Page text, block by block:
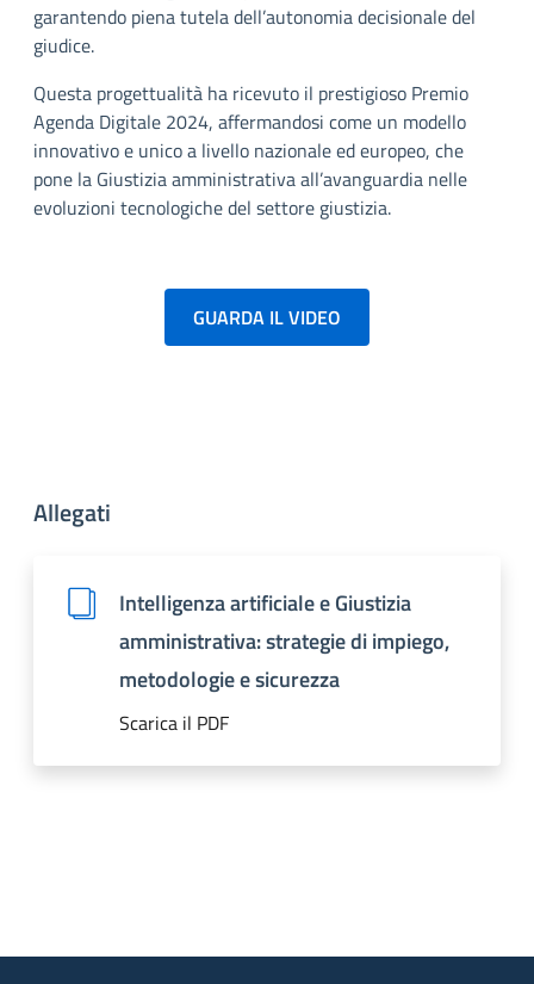
garantendo piena tutela dell’autonomia decisionale del
giudice.
Questa progettualità ha ricevuto il prestigioso Premio
Agenda Digitale 2024, affermandosi come un modello
innovativo e unico a livello nazionale ed europeo, che
pone la Giustizia amministrativa all’avanguardia nelle
evoluzioni tecnologiche del settore giustizia.
GUARDA IL VIDEO
Allegati
Intelligenza artificiale e Giustizia
amministrativa: strategie di impiego,
metodologie e sicurezza
Scarica il PDF